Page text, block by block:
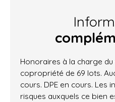
Honoraires à la charge du
copropriété de 69 lots.
cours. DPE en cours. Les
risques auxquels ce bien